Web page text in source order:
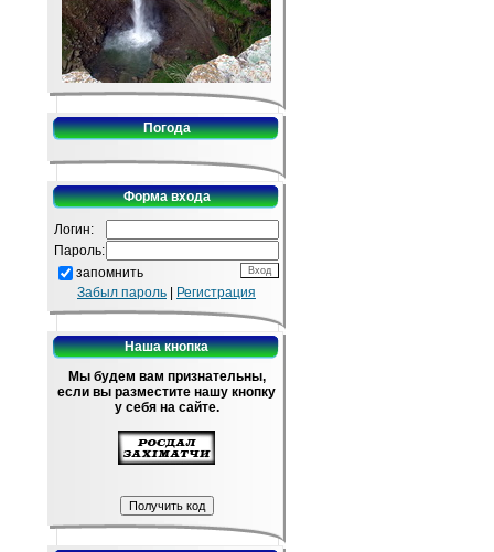
Погода
Форма входа
Логин:
Пароль:
запомнить
Забыл пароль
Регистрация
Наша кнопка
Мы будем вам признательны,
если вы разместите нашу кнопку
у себя на сайте.